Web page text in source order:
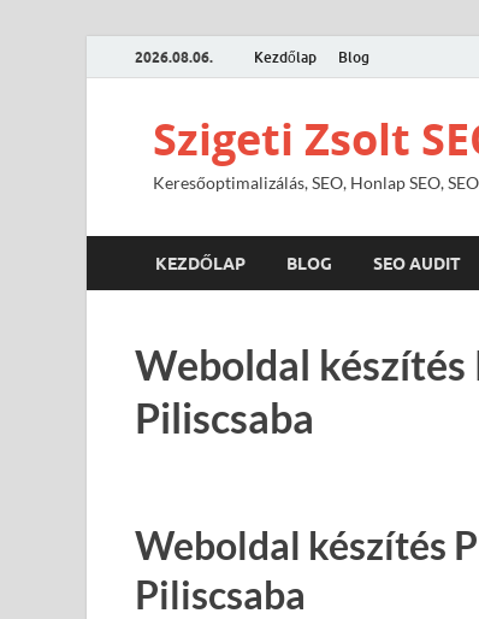
2026.08.06. Kezdőlap Blog
Szigeti Zsolt
Keresőoptimalizálás, SEO, Honlap SEO,
KEZDŐLAP BLOG SEO AUDIT
Weboldal készítés
Piliscsaba
Weboldal készítés
Piliscsaba